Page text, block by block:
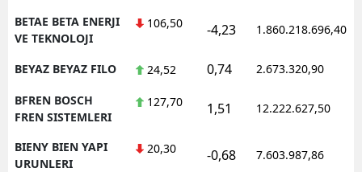
BETAE BETA ENERJI
VE TEKNOLOJI
106,50 -4,23 1.860.218.696,40
BEYAZ BEYAZ FILO 24,52 0,74 2.673.320,90
BFREN BOSCH
FREN SISTEMLERI
127,70 1,51 12.222.627,50
BIENY BIEN YAPI
URUNLERI
20,30 -0,68 7.603.987,86